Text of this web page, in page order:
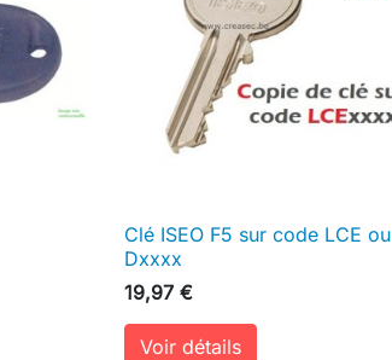
 Aperçu rapide
Clé ISEO F5 sur code LCE ou
Dxxxx
19,97 €
Voir détails